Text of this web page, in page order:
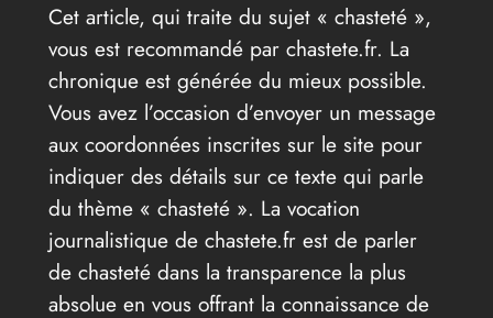
Cet article, qui traite du sujet « chasteté »,
vous est recommandé par chastete.fr. La
chronique est générée du mieux possible.
Vous avez l’occasion d’envoyer un message
aux coordonnées inscrites sur le site pour
indiquer des détails sur ce texte qui parle
du thème « chasteté ». La vocation
journalistique de chastete.fr est de parler
de chasteté dans la transparence la plus
absolue en vous offrant la connaissance de